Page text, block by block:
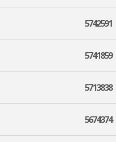
5742591
5741859
5713838
5674374